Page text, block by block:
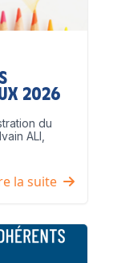
2026
du
ALI,
la suite